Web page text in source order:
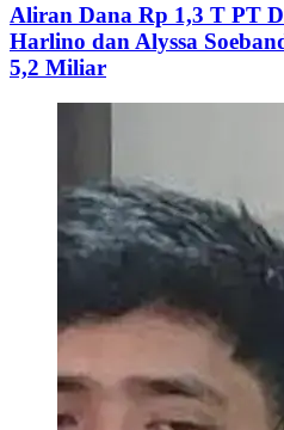
Aliran Dana Rp 1,3 T PT
Harlino dan Alyssa
5,2 Miliar